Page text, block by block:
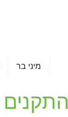
מיני בר